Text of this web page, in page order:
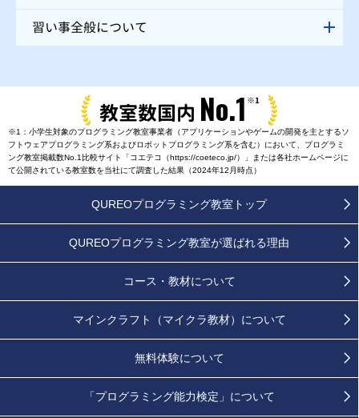
習い事全般について
教室数国内 No.1 ※1
※1：小学生対象のプログラミング教室事業者（アプリケーションやゲームの開発を主とするソ
フトウェアプログラミング系およびロボットプログラミング系を含む）において、プログラミ
ング教室掲載数No.1比較サイト「コエテコ（https://coeteco.jp/）」または各社ホームページに
て公開されている教室数を当社にて調査した結果（2024年12月時点）
QUREOプログラミング教室トップ
QUREOプログラミング教室が選ばれる理由
コース・教材について
マインクラフト（マイクラ教材）について
無料体験について
「プログラミング能力検定」 について